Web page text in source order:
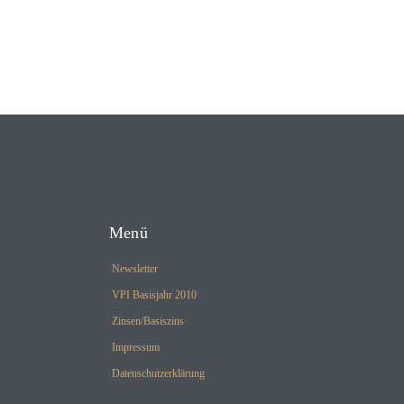
Menü
Newsletter
VPI Basisjahr 2010
Zinsen/Basiszins
Impressum
Datenschutzerklärung